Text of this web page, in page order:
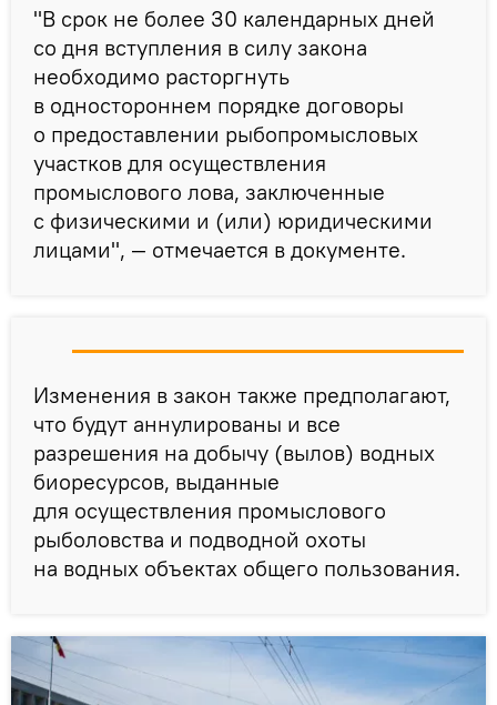
"В срок не более 30 календарных дней
со дня вступления в силу закона
необходимо расторгнуть
в одностороннем порядке договоры
о предоставлении рыбопромысловых
участков для осуществления
промыслового лова, заключенные
с физическими и (или) юридическими
лицами", — отмечается в документе.
Изменения в закон также предполагают,
что будут аннулированы и все
разрешения на добычу (вылов) водных
биоресурсов, выданные
для осуществления промыслового
рыболовства и подводной охоты
на водных объектах общего пользования.